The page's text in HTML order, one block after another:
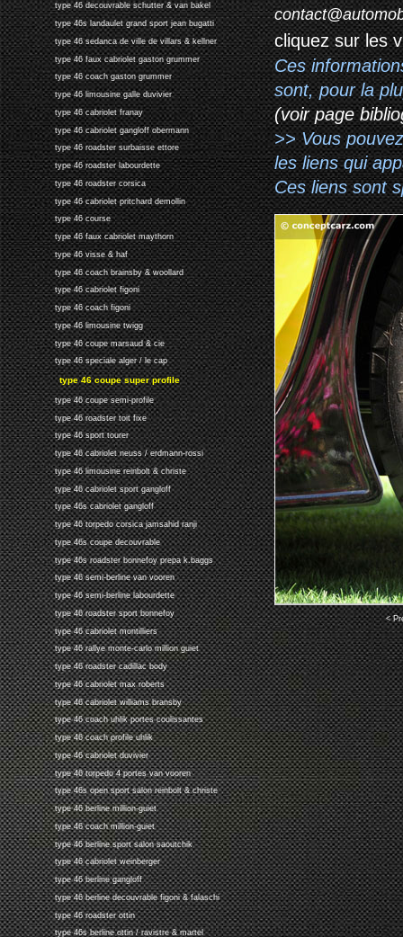
type 46 decouvrable schutter & van bakel
type 46s landaulet grand sport jean bugatti
type 46 sedanca de ville de villars & kellner
type 46 faux cabriolet gaston grummer
type 46 coach gaston grummer
type 46 limousine galle duvivier
type 46 cabriolet franay
type 46 cabriolet gangloff obermann
type 46 roadster surbaisse ettore
type 46 roadster labourdette
type 46 roadster corsica
type 46 cabriolet pritchard demollin
type 46 course
type 46 faux cabriolet maythorn
type 46 visse & haf
type 46 coach brainsby & woollard
type 46 cabriolet figoni
type 46 coach figoni
type 46 limousine twigg
type 46 coupe marsaud & cie
type 46 speciale alger / le cap
type 46 coupe super profile
type 46 coupe semi-profile
type 46 roadster toit fixe
type 46 sport tourer
type 46 cabriolet neuss / erdmann-rossi
type 46 limousine reinbolt & christe
type 46 cabriolet sport gangloff
type 46s cabriolet gangloff
type 46 torpedo corsica jamsahid ranji
type 46s coupe decouvrable
type 46s roadster bonnefoy prepa k.baggs
type 46 semi-berline van vooren
type 46 semi-berline labourdette
type 46 roadster sport bonnefoy
type 46 cabriolet montilliers
type 46 rallye monte-carlo million guiet
type 46 roadster cadillac body
type 46 cabriolet max roberts
type 46 cabriolet williams bransby
type 46 coach uhlik portes coulissantes
type 46 coach profile uhlik
type 46 cabriolet duvivier
type 46 torpedo 4 portes van vooren
type 46s open sport salon reinbolt & christe
type 46 berline million-guiet
type 46 coach million-guiet
type 46 berline sport salon saoutchik
type 46 cabriolet weinberger
type 46 berline gangloff
type 46 berline decouvrable figoni & falaschi
type 46 roadster ottin
type 46s berline ottin / ravistre & martel
cliquez sur les
Ces
sont, pour la
(voir page
>> Vous
les liens qui
Ces liens sont
<